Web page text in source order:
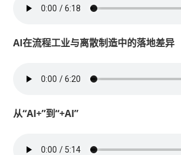
AI在流程工业与离散制造中的落地差异
从“AI+”到“+AI”